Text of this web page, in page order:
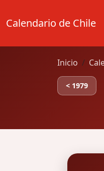
Calendario de Chile
Inicio
< 1979